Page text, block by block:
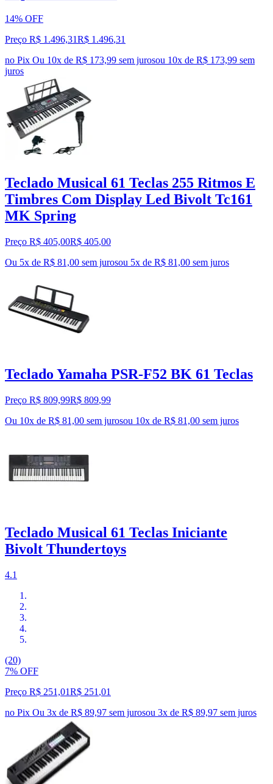
14% OFF
Preço R$ 1.496,31R$ 1.496,31
no Pix Ou 10x de R$ 173,99 sem jurosou 10x de R$ 173,99 sem
juros
Teclado Musical 61 Teclas 255 Ritmos E
Timbres Com Display Led Bivolt Tc161
MK Spring
Preço R$ 405,00R$ 405,00
Ou 5x de R$ 81,00 sem jurosou 5x de R$ 81,00 sem juros
Teclado Yamaha PSR-F52 BK 61 Teclas
Preço R$ 809,99R$ 809,99
Ou 10x de R$ 81,00 sem jurosou 10x de R$ 81,00 sem juros
Teclado Musical 61 Teclas Iniciante
Bivolt Thundertoys
4.1
(20)
7% OFF
Preço R$ 251,01R$ 251 ,01
no Pix Ou 3x de R$ 89,97 sem jurosou 3x de R$ 89,97 sem juros